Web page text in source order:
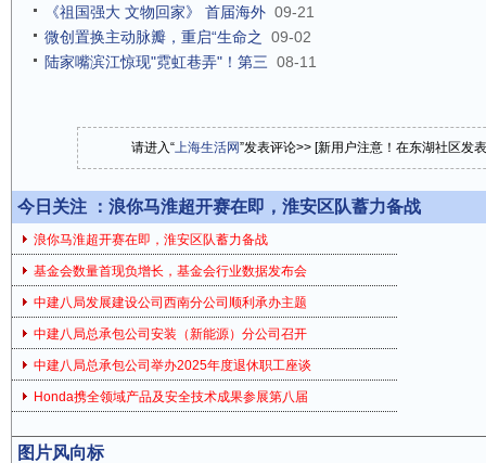
《祖国强大 文物回家》 首届海外 09-21
微创置换主动脉瓣，重启“生命之
09-02
陆家嘴滨江惊现"霓虹巷弄"！第三 08-11
请进入“上海生活网”发表评论>> [新用户注意！在东湖社区发
今日关注 ： 浪你马淮超开赛在即，淮安区队蓄力备战
浪你马淮超开赛在即，淮安区队蓄力备战
基金会数量首现负增长，基金会行业数据发布会
中建八局发展建设公司西南分公司顺利承办主题
中建八局总承包公司安装（新能源）分公司召开
中建八局总承包公司举办2025年度退休职工座谈
Honda携全领域产品及安全技术成果参展第八届
图片风向标